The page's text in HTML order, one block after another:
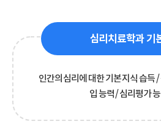
심리치료학과 기
인간의 심리에 대한 기본 지식 습득
입 능력 / 심리평가